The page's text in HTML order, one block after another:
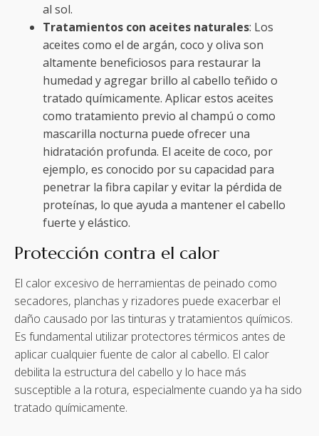
al sol.
Tratamientos con aceites naturales: Los
aceites como el de argán, coco y oliva son
altamente beneficiosos para restaurar la
humedad y agregar brillo al cabello teñido o
tratado químicamente. Aplicar estos aceites
como tratamiento previo al champú o como
mascarilla nocturna puede ofrecer una
hidratación profunda. El aceite de coco, por
ejemplo, es conocido por su capacidad para
penetrar la fibra capilar y evitar la pérdida de
proteínas, lo que ayuda a mantener el cabello
fuerte y elástico.
Protección contra el calor
El calor excesivo de herramientas de peinado como
secadores, planchas y rizadores puede exacerbar el
daño causado por las tinturas y tratamientos químicos.
Es fundamental utilizar protectores térmicos antes de
aplicar cualquier fuente de calor al cabello. El calor
debilita la estructura del cabello y lo hace más
susceptible a la rotura, especialmente cuando ya ha sido
tratado químicamente.